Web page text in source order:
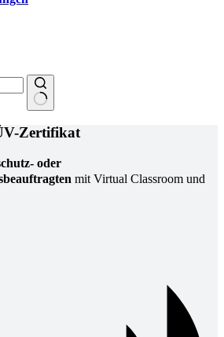
Zertifikat
oder
mit Virtual Classroom und